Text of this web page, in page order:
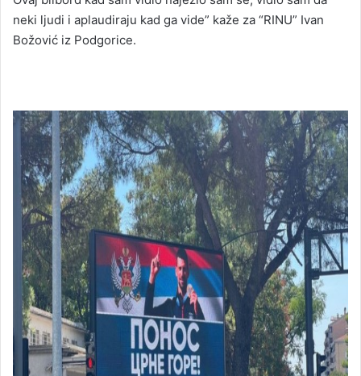
neki ljudi i aplaudiraju kad ga vide” kaže za “RINU” Ivan
Božović iz Podgorice.